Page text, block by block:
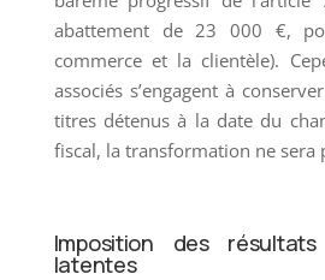
abattement de 23 000 €,
commerce et la clientèle).
associés s’engagent à
titres détenus à la date du
fiscal, la transformation ne sera
Imposition des
latentes